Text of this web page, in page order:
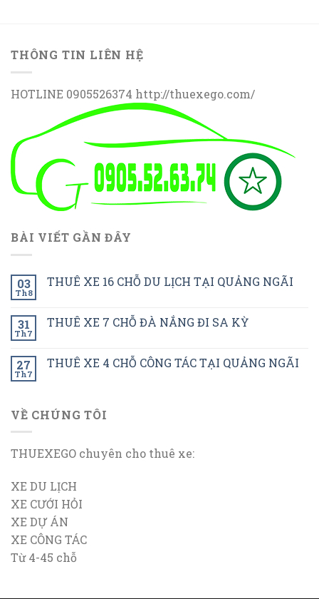
THÔNG TIN LIÊN HỆ
HOTLINE 0905526374 http://thuexego.com/
BÀI VIẾT GẦN ĐÂY
03
Th8
THUÊ XE 16 CHỖ DU LỊCH TẠI QUẢNG NGÃI
31
Th7
THUÊ XE 7 CHỖ ĐÀ NẮNG ĐI SA KỲ
27
Th7
THUÊ XE 4 CHỖ CÔNG TÁC TẠI QUẢNG NGÃI
VỀ CHÚNG TÔI
THUEXEGO chuyên cho thuê xe:
XE DU LỊCH
XE CƯỚI HỎI
XE DỰ ÁN
XE CÔNG TÁC
Từ 4-45 chỗ